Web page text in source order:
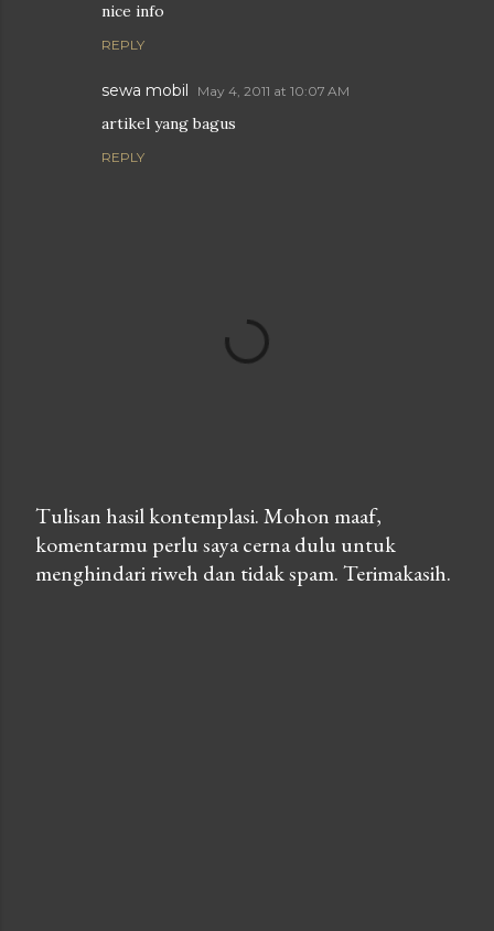
nice info
REPLY
sewa mobil May 4, 2011 at 10:07 AM
artikel yang bagus
REPLY
P
o
Tulisan hasil kontemplasi. Mohon maaf,
komentarmu perlu saya cerna dulu untuk
menghindari riweh dan tidak spam. Terimakasih.